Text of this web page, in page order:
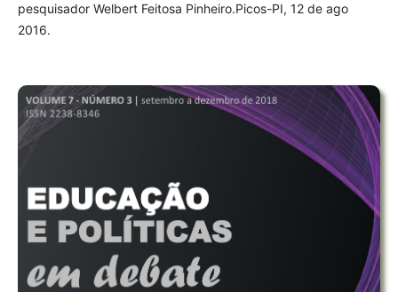
pesquisador Welbert Feitosa Pinheiro.Picos-PI, 12 de ago
2016.